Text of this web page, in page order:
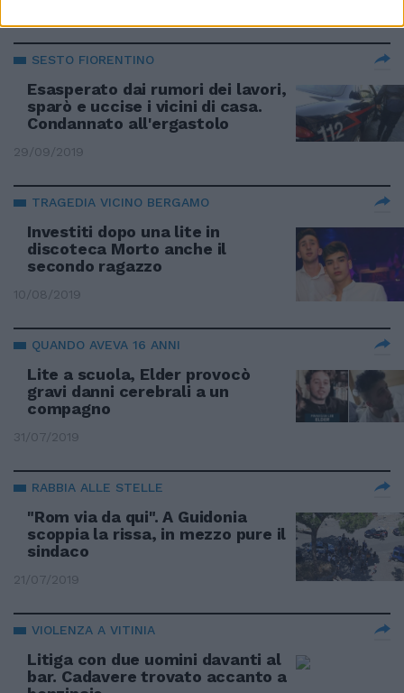
SESTO FIORENTINO
Esasperato dai rumori dei lavori,
sparò e uccise i vicini di casa.
Condannato all'ergastolo
29/09/2019
TRAGEDIA VICINO BERGAMO
Investiti dopo una lite in
discoteca Morto anche il
secondo ragazzo
10/08/2019
QUANDO AVEVA 16 ANNI
Lite a scuola, Elder provocò
gravi danni cerebrali a un
compagno
31/07/2019
RABBIA ALLE STELLE
"Rom via da qui". A Guidonia
scoppia la rissa, in mezzo pure il
sindaco
21/07/2019
VIOLENZA A VITINIA
Litiga con due uomini davanti al
bar. Cadavere trovato accanto a